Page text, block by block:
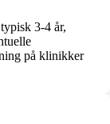
3-4 år,
på klinikker